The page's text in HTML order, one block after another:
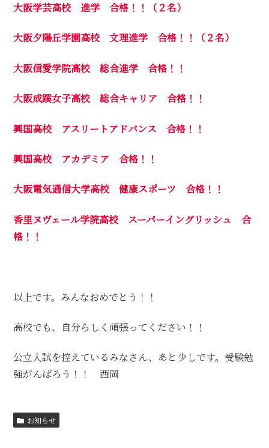
大阪学芸高校 進学 合格！！（２名）
大阪夕陽丘学園高校 文理進学 合格！！（２名）
大阪信愛学院高校 総合進学 合格！！
大阪成蹊女子高校 総合キャリア 合格！！
興国高校 アスリートアドバンス 合格！！
興国高校 アカデミア 合格！！
大阪電気通信大学高校 健康スポーツ 合格！！
香里ヌヴェール学院高校 スーパーイングリッシュ 合
格！！
以上です。みんなおめでとう！！
高校でも、自分らしく頑張ってください！！
公立入試を控えているみなさん、あと少しです。受験勉
強がんばろう！！ 西岡
お知らせ